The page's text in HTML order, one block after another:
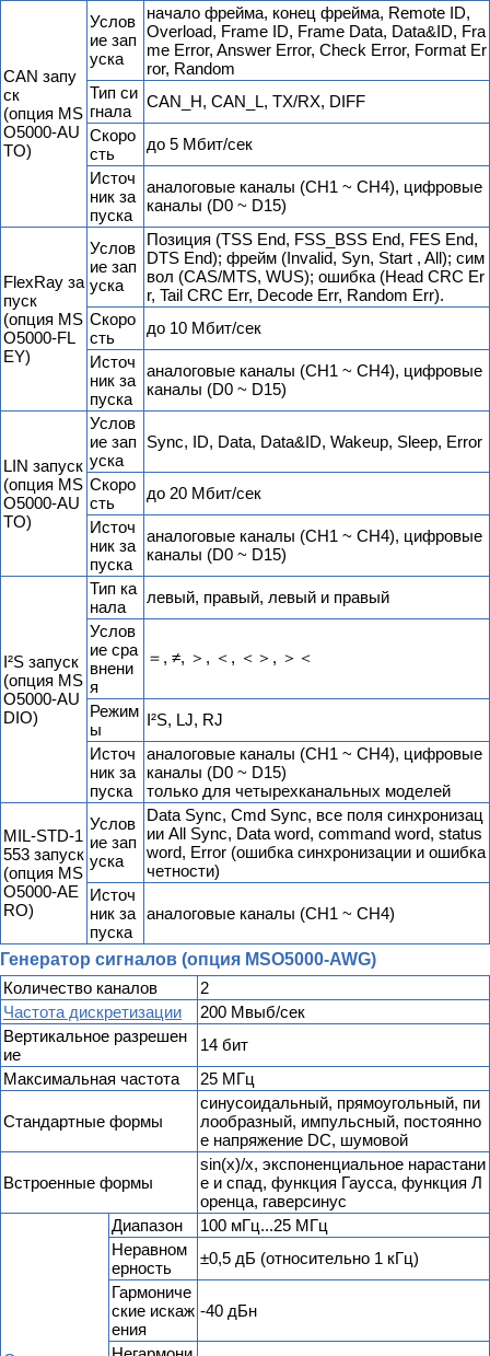
CAN запу
ск
(опция MS
O5000-AU
TO)
Услов
ие зап
уска
начало фрейма, конец фрейма, Remote ID,
Overload, Frame ID, Frame Data, Data&ID, Fra
me Error, Answer Error, Check Error, Format Er
ror, Random
Тип си
гнала
CAN_H, CAN_L, TX/RX, DIFF
Скоро
сть
до 5 Мбит/сек
Источ
ник за
пуска
аналоговые каналы (CH1 ~ CH4), цифровые
каналы (D0 ~ D15)
FlexRay за
пуск
(опция MS
O5000-FL
EY)
Услов
ие зап
уска
Позиция (TSS End, FSS_BSS End, FES End,
DTS End); фрейм (Invalid, Syn, Start , All); сим
вол (CAS/MTS, WUS); ошибка (Head CRC Er
r, Tail CRC Err, Decode Err, Random Err).
Скоро
сть
до 10 Мбит/сек
Источ
ник за
пуска
аналоговые каналы (CH1 ~ CH4), цифровые
каналы (D0 ~ D15)
LIN запуск
(опция MS
O5000-AU
TO)
Услов
ие зап
уска
Sync, ID, Data, Data&ID, Wakeup, Sleep, Error
Скоро
сть
до 20 Мбит/сек
Источ
ник за
пуска
аналоговые каналы (CH1 ~ CH4), цифровые
каналы (D0 ~ D15)
I²S запуск
(опция MS
O5000-AU
DIO)
Тип ка
нала
левый, правый, левый и правый
Услов
ие сра
внени
я
＝, ≠, ＞, ＜, ＜＞, ＞＜
Режим
ы
I²S, LJ, RJ
Источ
ник за
пуска
аналоговые каналы (CH1 ~ CH4), цифровые
каналы (D0 ~ D15)
только для четырехканальных моделей
MIL-STD-1
553 запуск
(опция MS
O5000-AE
RO)
Услов
ие зап
уска
Data Sync, Cmd Sync, все поля синхронизац
ии All Sync, Data word, command word, status
word, Error (ошибка синхронизации и ошибка
четности)
Источ
ник за
пуска
аналоговые каналы (CH1 ~ CH4)
Генератор сигналов (опция MSO5000-AWG)
Количество каналов
2
Частота дискретизации
200 Мвыб/сек
Вертикальное разрешен
ие
14 бит
Максимальная частота
25 МГц
Стандартные формы
синусоидальный, прямоугольный, пи
лообразный, импульсный, постоянно
е напряжение DC, шумовой
Встроенные формы
sin(x)/x, экспоненциальное нарастани
е и спад, функция Гаусса, функция Л
оренца, гаверсинус
Диапазон
100 мГц...25 МГц
Неравном
ерность
±0,5 дБ (относительно 1 кГц)
Гармониче
ские искаж
ения
-40 дБн